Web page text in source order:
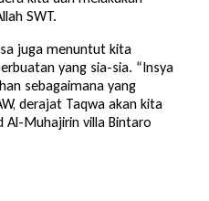
SWT.
juga menuntut kita
yang sia-sia. “Insya
sebagaimana yang
derajat Taqwa akan kita
Muhajirin villa Bintaro